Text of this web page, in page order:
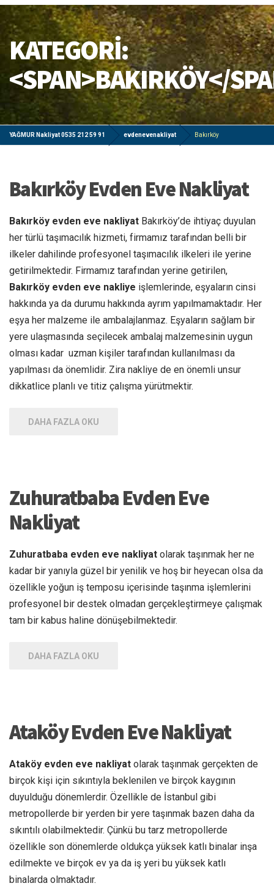
KATEGORI:
<SPAN>BAKIRKÖY</
YAĞMUR Nakliyat 0535 212 59 91 evdenevenakliyat Bakırköy
Bakırköy Evden Eve Nakliyat
Bakırköy evden eve nakliyat Bakırköy’de ihtiyaç duyulan
her türlü taşımacılık hizmeti, firmamız tarafından belli bir
ilkeler dahilinde profesyonel taşımacılık ilkeleri ile yerine
getirilmektedir. Firmamız tarafından yerine getirilen,
Bakırköy evden eve nakliye işlemlerinde, eşyaların cinsi
hakkında ya da durumu hakkında ayrım yapılmamaktadır. Her
eşya her malzeme ile ambalajlanmaz. Eşyaların sağlam bir
yere ulaşmasında seçilecek ambalaj malzemesinin uygun
olması kadar uzman kişiler tarafından kullanılması da
yapılması da önemlidir. Zira nakliye de en önemli unsur
dikkatlice planlı ve titiz çalışma yürütmektir.
DAHA FAZLA OKU
Zuhuratbaba Evden Eve
Nakliyat
Zuhuratbaba evden eve nakliyat olarak taşınmak her ne
kadar bir yanıyla güzel bir yenilik ve hoş bir heyecan olsa da
özellikle yoğun iş temposu içerisinde taşınma işlemlerini
profesyonel bir destek olmadan gerçekleştirmeye çalışmak
tam bir kabus haline dönüşebilmektedir.
DAHA FAZLA OKU
Ataköy Evden Eve Nakliyat
Ataköy evden eve nakliyat olarak taşınmak gerçekten de
birçok kişi için sıkıntıyla beklenilen ve birçok kaygının
duyulduğu dönemlerdir. Özellikle de İstanbul gibi
metropollerde bir yerden bir yere taşınmak bazen daha da
sıkıntılı olabilmektedir. Çünkü bu tarz metropollerde
özellikle son dönemlerde oldukça yüksek katlı binalar inşa
edilmekte ve birçok ev ya da iş yeri bu yüksek katlı
binalarda olmaktadır.